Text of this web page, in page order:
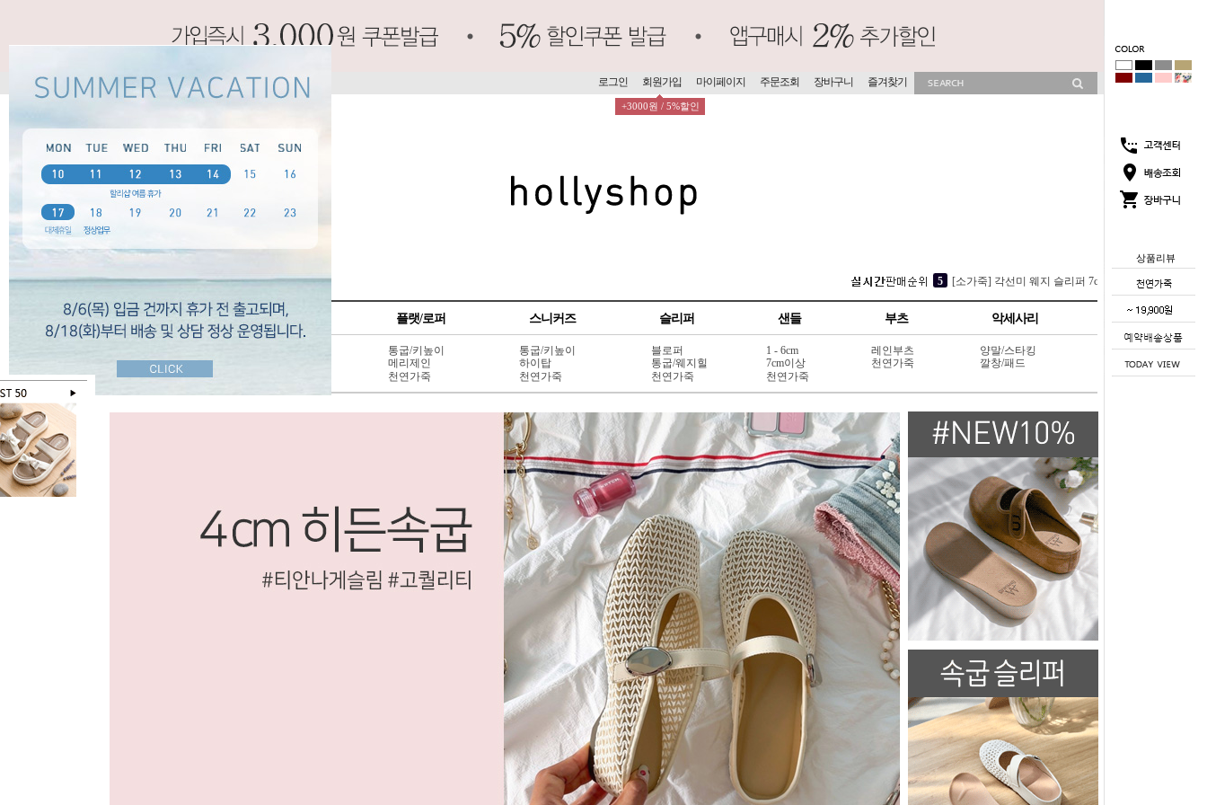
상품리뷰
로그인 회원가입
+3000원 / 5%할인
마이페이지 주문조회 장바구니 즐겨찾기
뮤이즈 히든굽 슬리퍼 4cm (702V13)
[OMPHALOS] 미농 히든굽 슬리퍼 4cm (731V8)
[소가죽] 각선미 웨지 슬리퍼 7cm (404L6)
코코썸 슬리퍼 4cm (715V11)
SPECIAL 펌프스 플랫/로퍼 스니커즈 슬리퍼 샌들 부츠 악세사리
BEST 50
SALE
통굽/키높이
메리제인
천연가죽
통굽/키높이
하이탑
천연가죽
블로퍼
통굽/웨지힐
천연가죽
1 - 6cm
7cm이상
천연가죽
레인부츠
천연가죽
양말/스타킹
깔창/패드